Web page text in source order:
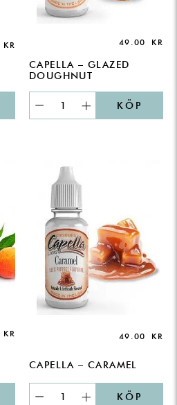
KR 49.00 KR
CAPELLA – GLAZED
DOUGHNUT
KÖP
KR 49.00 KR
CAPELLA – CARAMEL
KÖP